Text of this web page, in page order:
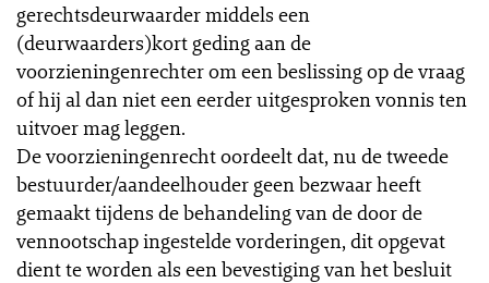
gerechtsdeurwaarder middels een
(deurwaarders)kort geding aan de
voorzieningenrechter om een beslissing op de vraag
of hij al dan niet een eerder uitgesproken vonnis ten
uitvoer mag leggen.
De voorzieningenrecht oordeelt dat, nu de tweede
bestuurder/aandeelhouder geen bezwaar heeft
gemaakt tijdens de behandeling van de door de
vennootschap ingestelde vorderingen, dit opgevat
dient te worden als een bevestiging van het besluit